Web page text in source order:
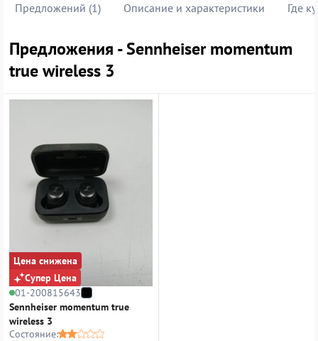
Предложений (1) Описание и характеристики Где
Предложения - Sennheiser momentum
true wireless 3
Цена снижена
Супер Цена
01-200815643
Sennheiser momentum true
wireless 3
Состояние: